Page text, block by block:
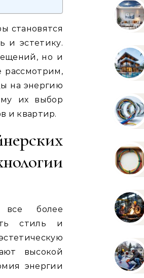
становятся
и эстетику.
но и
рассмотрим,
на энергию
их выбор
и квартир.
все более
стиль и
высокой
энергии